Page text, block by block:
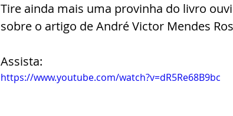
Tire ainda mais uma provinha do livro
sobre o artigo de André Victor Mendes
Assista:
https://www.youtube.com/watch?v=dR5Re68B9bc